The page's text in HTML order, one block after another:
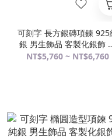
可刻字 長方銀磚項鍊 925
銀 男生飾品 客製化銀飾
物訂製
NT$5,760 ~ NT$6,760